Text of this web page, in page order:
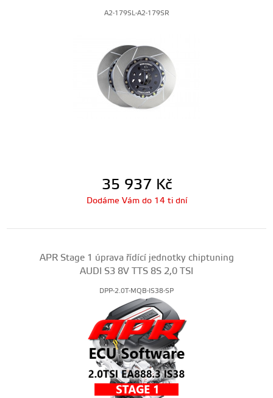
A2-179SL-A2-179SR
35 937 Kč
Dodáme Vám do 14 ti dní
APR Stage 1 úprava řídící jednotky chiptuning
AUDI S3 8V TTS 8S 2,0 TSI
DPP-2.0T-MQB-IS38-SP